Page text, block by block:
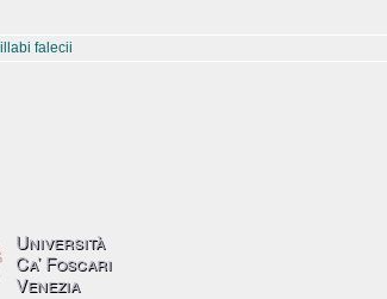
falecii
Università
Ca’ Foscari
Venezia